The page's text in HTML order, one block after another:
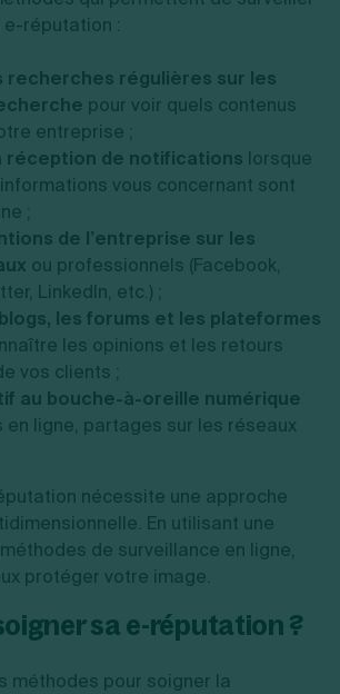
réputation :
régulières sur les
pour voir quels contenus
entreprise ;
réception de notifications lorsque
vous concernant sont
;
de l’entreprise sur les
ou professionnels (Facebook,
LinkedIn, etc.) ;
les forums et les plateformes
les opinions et les retours
vos clients ;
au bouche-à-oreille numérique
en ligne, partages sur les réseaux
nécessite une approche
En utilisant une
de surveillance en ligne,
protéger votre image.
sa e-réputation ?
méthodes pour soigner la